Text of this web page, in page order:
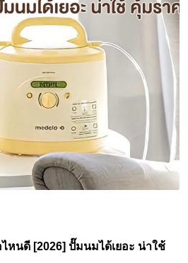
หนดี [2026] ปั๊มนมได้เยอะ น่าใช้